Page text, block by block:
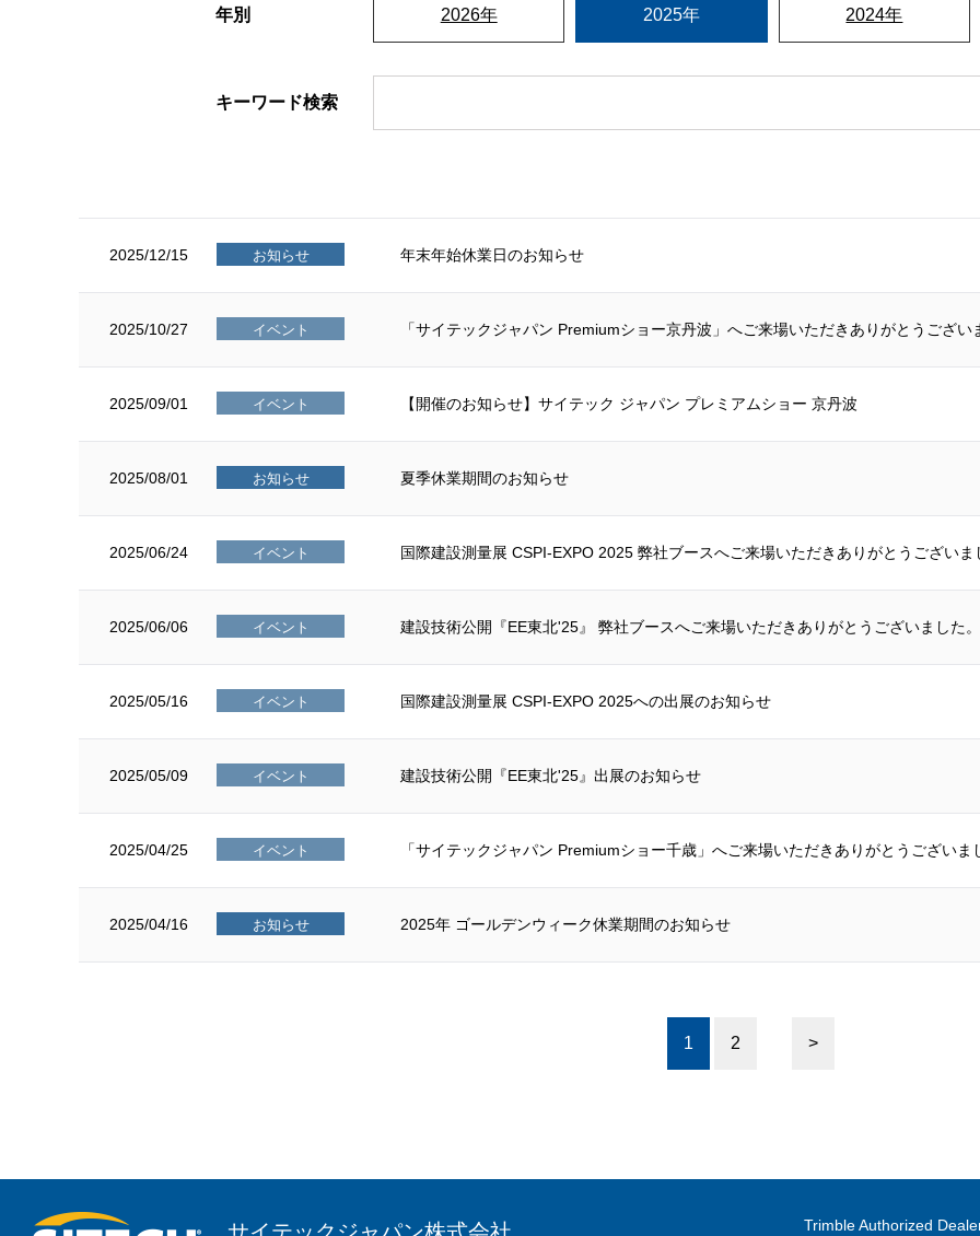
年別 2026年 2025年 2024年
キーワード検索
2025/12/15 お知らせ 年末年始休業日のお知らせ
2025/10/27 イベント 「サイテックジャパン Premiumショー京丹波」へご来場いただきありがとうござい
2025/09/01 イベント 【開催のお知らせ】サイテック ジャパン プレミアムショー 京丹波
2025/08/01 お知らせ 夏季休業期間のお知らせ
2025/06/24 イベント 国際建設測量展 CSPI-EXPO 2025 弊社ブースへご来場いただきありがとうございま
2025/06/06 イベント 建設技術公開『EE東北'25』 弊社ブースへご来場いただきありがとうございました。
2025/05/16 イベント 国際建設測量展 CSPI-EXPO 2025への出展のお知らせ
2025/05/09 イベント 建設技術公開『EE東北'25』出展のお知らせ
2025/04/25 イベント 「サイテックジャパン Premiumショー千歳」へご来場いただきありがとうございま
2025/04/16 お知らせ 2025年 ゴールデンウィーク休業期間のお知らせ
1 2 >
Trimble Authorized